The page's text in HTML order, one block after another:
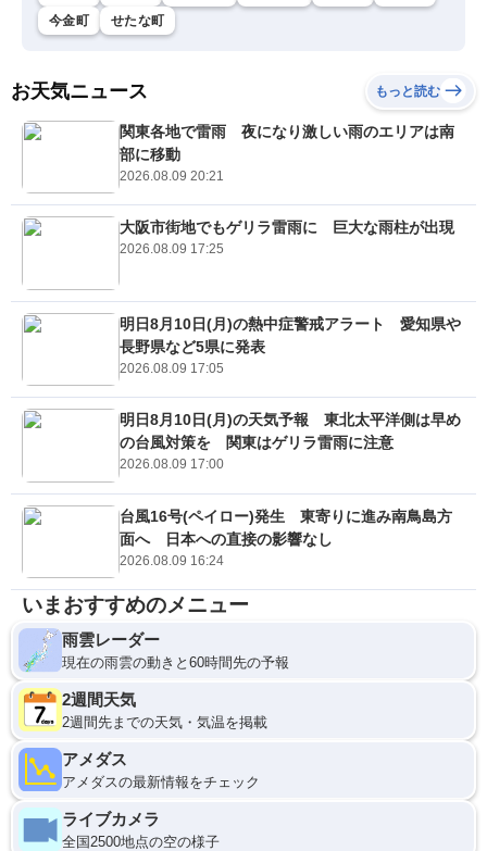
今金町
せたな町
お天気ニュース もっと読む
関東各地で雷雨 夜になり激しい雨のエリアは南
部に移動
2026.08.09 20:21
大阪市街地でもゲリラ雷雨に 巨大な雨柱が出現
2026.08.09 17:25
明日8月10日(月)の熱中症警戒アラート 愛知県や
長野県など5県に発表
2026.08.09 17:05
明日8月10日(月)の天気予報 東北太平洋側は早め
の台風対策を 関東はゲリラ雷雨に注意
2026.08.09 17:00
台風16号(ペイロー)発生 東寄りに進み南鳥島方
面へ 日本への直接の影響なし
2026.08.09 16:24
いまおすすめのメニュー
雨雲レーダー
現在の雨雲の動きと60時間先の予報
2週間天気
2週間先までの天気・気温を掲載
アメダス
アメダスの最新情報をチェック
ライブカメラ
全国2500地点の空の様子